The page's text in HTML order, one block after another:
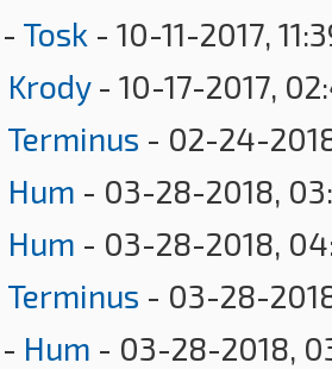
- Tosk - 10-11-2017,
Krody- 10-17-2017,
Terminus - 02-24-
Hum - 03-28-2018,
Hum - 03-28-2018,
Terminus - 03-28-
- Hum - 03-28-2018,